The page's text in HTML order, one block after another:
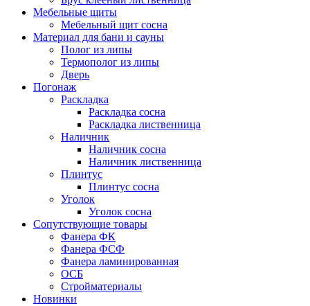
Мебельные щиты
Мебельный щит сосна
Материал для бани и сауны
Полог из липы
Термополог из липы
Дверь
Погонаж
Раскладка
Раскладка сосна
Раскладка лиственница
Наличник
Наличник сосна
Наличник лиственница
Плинтус
Плинтус сосна
Уголок
Уголок сосна
Сопутствующие товары
Фанера ФК
Фанера ФСФ
Фанера ламинированная
ОСБ
Стройматериалы
Новинки